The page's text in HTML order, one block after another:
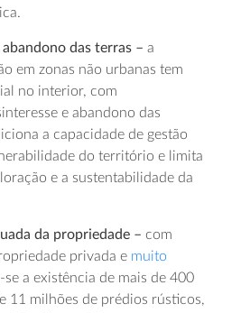
das terras – a
em zonas não urbanas tem
no interior, com
e abandono das
a capacidade de gestão
do território e limita
e a sustentabilidade da
da propriedade – com
privada e muito
se a existência de mais de 400
11 milhões de prédios rústicos,